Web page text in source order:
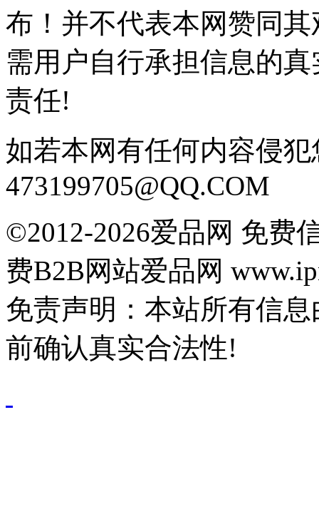
布！并不代表本网赞同
需用户自行承担信息的
责任!
如若本网有任何内容侵
473199705@QQ.COM
©2012-2026爱品网 免费
费B2B网站爱品网
免责声明：本站所有信
前确认真实合法性!